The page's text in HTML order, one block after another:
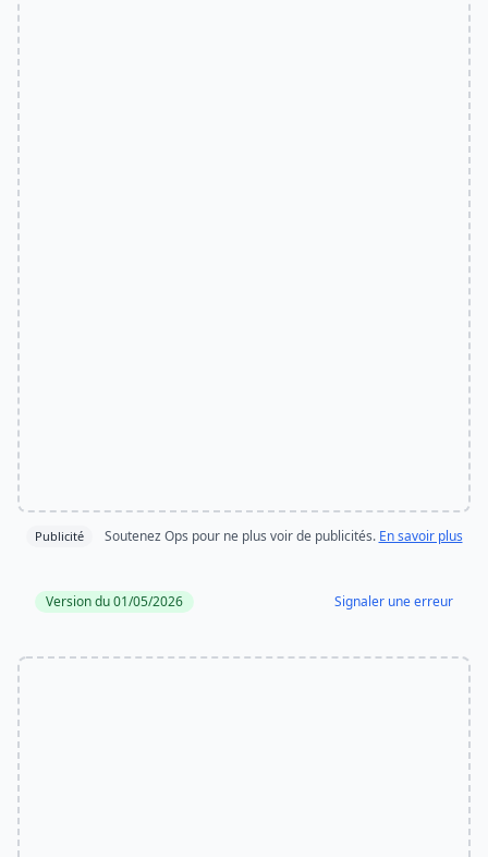
Publicité Soutenez Ops pour ne plus voir de publicités. En savoir plus
Version du 01/05/2026 Signaler une erreur